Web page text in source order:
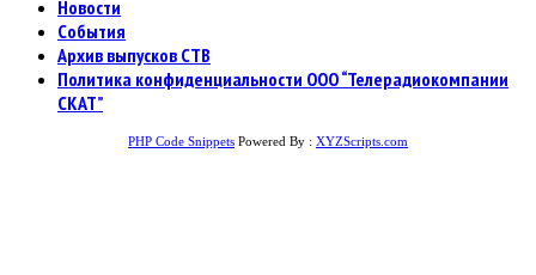
Новости
События
Архив выпусков СТВ
Политика конфиденциальности ООО “Телерадиокомпании
СКАТ”
PHP Code Snippets Powered By : XYZScripts.com